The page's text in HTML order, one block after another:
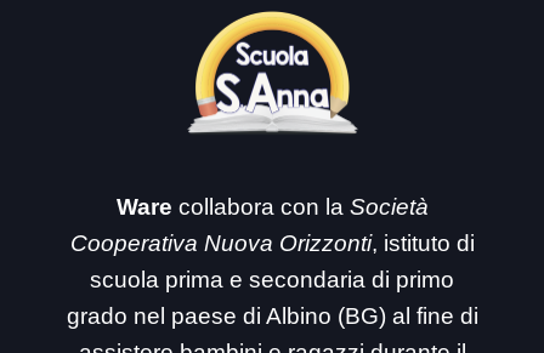
Ware collabora con la Società
Cooperativa Nuova Orizzonti, istituto di
scuola prima e secondaria di primo
grado nel paese di Albino (BG) al fine di